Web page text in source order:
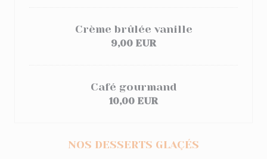
Crème brûlée vanille
9,00 EUR
Café gourmand
10,00 EUR
NOS DESSERTS GLAÇÉS